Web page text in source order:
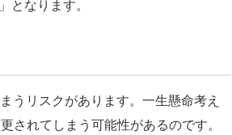
となります。
うリスクがあります。一生懸命考え
されてしまう可能性があるのです。